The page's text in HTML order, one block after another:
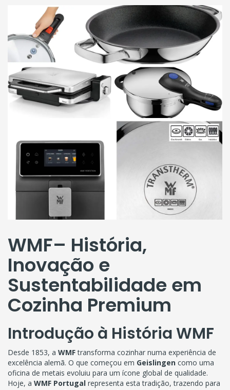
História,
Inovação
e
Sustentabilidade
em
Cozinha
WMF– História,
Inovação e
Sustentabilidade em
Cozinha Premium
Introdução à História WMF
Desde 1853, a WMFtransforma cozinhar numa experiência de
excelência alemã. O que começou em Geislingen como uma
oficina de metais evoluiu para um ícone global de qualidade.
Hoje, a WMF Portugal representa esta tradição, trazendo para